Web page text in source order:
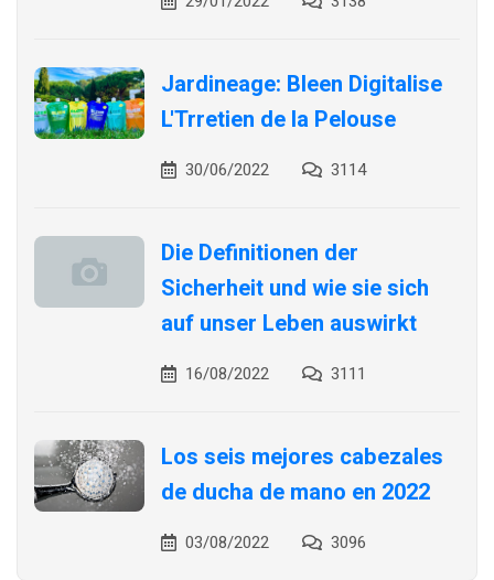
Jardineage: Bleen Digitalise
L'Trretien de la Pelouse
30/06/2022 3114
Die Definitionen der
Sicherheit und wie sie sich
auf unser Leben auswirkt
16/08/2022 3111
Los seis mejores cabezales
de ducha de mano en 2022
03/08/2022 3096